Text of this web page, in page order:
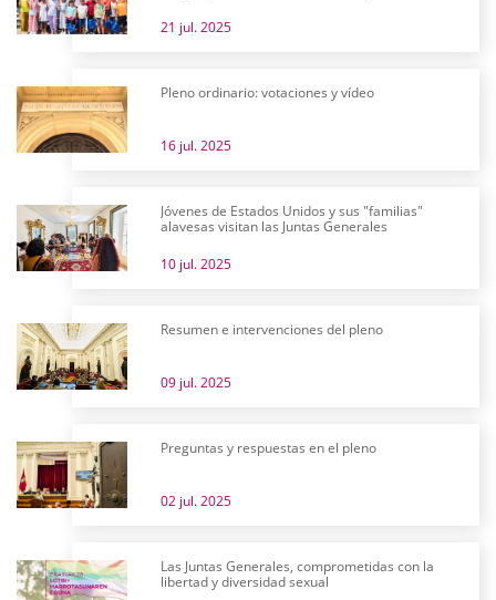
21 jul. 2025
Pleno ordinario: votaciones y vídeo
16 jul. 2025
Jóvenes de Estados Unidos y sus "familias"
alavesas visitan las Juntas Generales
10 jul. 2025
Resumen e intervenciones del pleno
09 jul. 2025
Preguntas y respuestas en el pleno
02 jul. 2025
Las Juntas Generales, comprometidas con la
libertad y diversidad sexual